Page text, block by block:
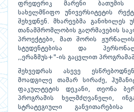
ფრედერიკ მარენი ბათუმის
სახელმწიფო უნივერსიტეტის
შეხვდნენ. მხარეებმა განიხილეს
თანამშრომლობის გაღრმავების
პროექტები, მათ შორის
სტუდენტებისა და
,,ერაზმუს+"-ის გაცვლით
შეხვედრას ასევე
მოადგილე თამარ სირაძე,
ფაკულტეტის დეკანი, თეონა
პროგრამის ხელმძღვანელი,
სტრატეგიული